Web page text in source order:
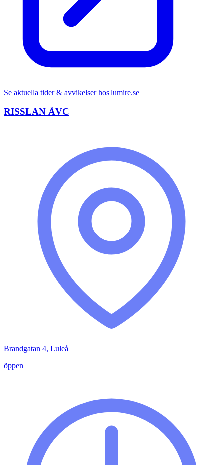
Se aktuella tider & avvikelser hos lumire.se
RISSLAN ÅVC
Brandgatan 4, Luleå
öppen